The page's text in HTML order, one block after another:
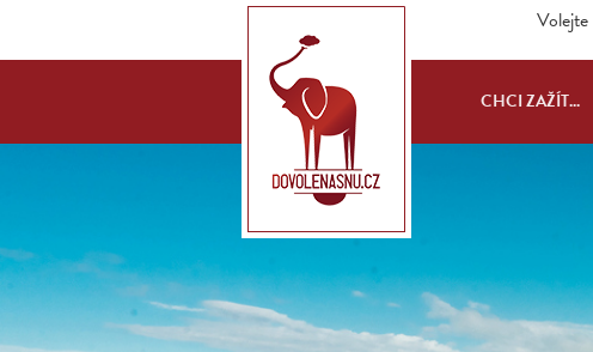
Volejte
CHCI ZAŽÍT...